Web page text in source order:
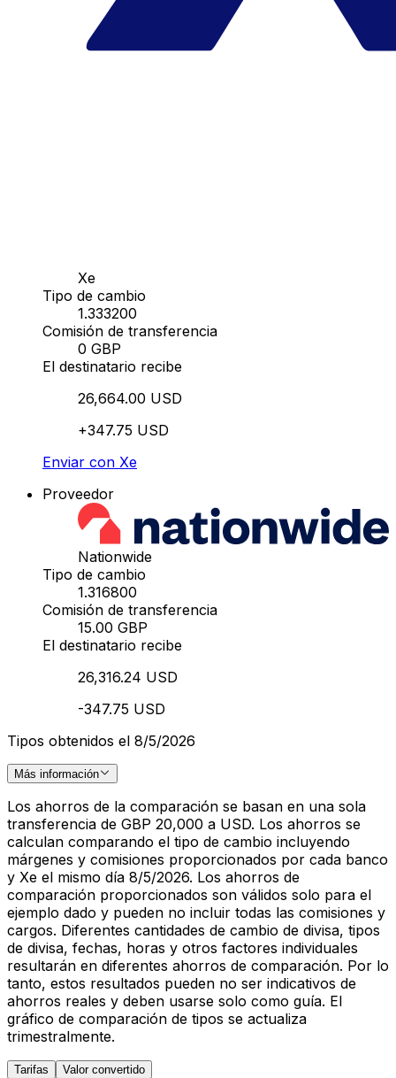
Xe
Tipo de cambio
1.333200
Comisión de transferencia
0 GBP
El destinatario recibe
26,664.00 USD
+347.75 USD
Enviar con Xe
Proveedor
Nationwide
Tipo de cambio
1.316800
Comisión de transferencia
15.00 GBP
El destinatario recibe
26,316.24 USD
-347.75 USD
Tipos obtenidos el 8/5/2026
Más información
Los ahorros de la comparación se basan en una sola
transferencia de GBP 20,000 a USD. Los ahorros se
calculan comparando el tipo de cambio incluyendo
márgenes y comisiones proporcionados por cada banco
y Xe el mismo día 8/5/2026. Los ahorros de
comparación proporcionados son válidos solo para el
ejemplo dado y pueden no incluir todas las comisiones y
cargos. Diferentes cantidades de cambio de divisa, tipos
de divisa, fechas, horas y otros factores individuales
resultarán en diferentes ahorros de comparación. Por lo
tanto, estos resultados pueden no ser indicativos de
ahorros reales y deben usarse solo como guía. El
gráfico de comparación de tipos se actualiza
trimestralmente.
Tarifas Valor convertido